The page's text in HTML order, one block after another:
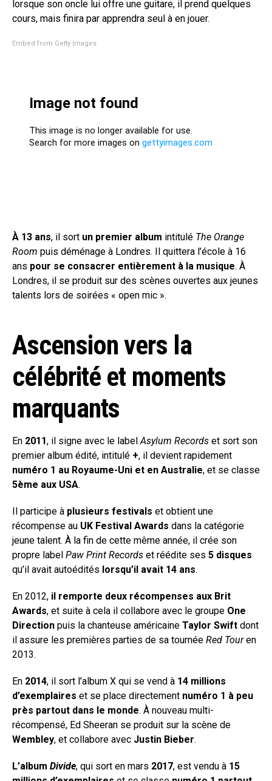
lorsque son oncle lui offre une guitare, il prend quelques
cours, mais finira par apprendra seul à en jouer.
Embed from Getty Images
À 13 ans, il sort un premier album intitulé The Orange
Room puis déménage à Londres. Il quittera l’école à 16
ans pour se consacrer entièrement à la musique. À
Londres, il se produit sur des scènes ouvertes aux jeunes
talents lors de soirées « open mic ».
Ascension vers la
célébrité et moments
marquants
En 2011, il signe avec le labelAsylum Records et sort son
premier album édité, intitulé +, il devient rapidement
numéro 1 au Royaume-Uni et en Australie, et se classe
5ème aux USA.
Il participe à plusieurs festivals et obtient une
récompense au UK Festival Awards dans la catégorie
jeune talent. À la fin de cette même année, il crée son
propre label Paw Print Records et réédite ses 5 disques
qu’il avait autoédités lorsqu’il avait 14 ans.
En 2012, il remporte deux récompenses aux Brit
Awards, et suite à cela il collabore avec le groupe One
Direction puis la chanteuse américaine Taylor Swift dont
il assure les premières parties de sa tournée Red Touren
2013.
En 2014, il sort l’album X qui se vend à 14 millions
d’exemplaires et se place directement numéro 1 à peu
près partout dans le monde. À nouveau multi-
récompensé, Ed Sheeran se produit sur la scène de
Wembley, et collabore avec Justin Bieber.
L’album Divide, qui sort en mars 2017, est vendu à 15